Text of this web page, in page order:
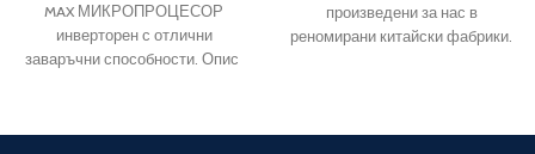
MAX МИКРОПРОЦЕСОР
инверторен с отлични
заваръчни способности. Опис
произведени за нас в
реномирани китайски фабрики.